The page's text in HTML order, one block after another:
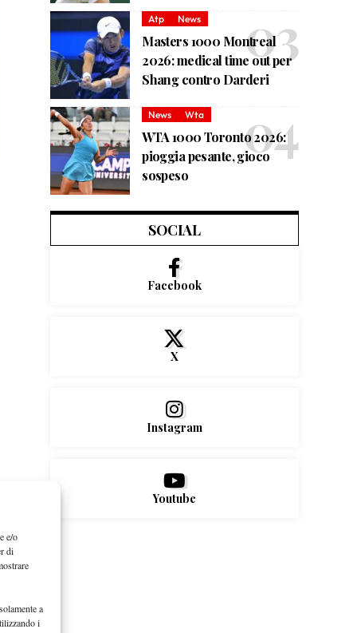
e/o
di
a
i
Atp News
Masters 1000 Montreal
2026: medical time out per
Shang contro Darderi
News Wta
WTA 1000 Toronto 2026:
pioggia pesante, gioco
sospeso
SOCIAL
Facebook
X
Instagram
Youtube